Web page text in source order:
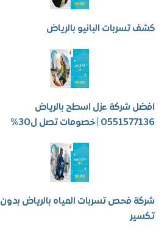
البانيو بالرياض
شركة عزل اسطح بالرياض
| خصومات تصل ل30%
فحص تسربات المياه بالرياض بدون